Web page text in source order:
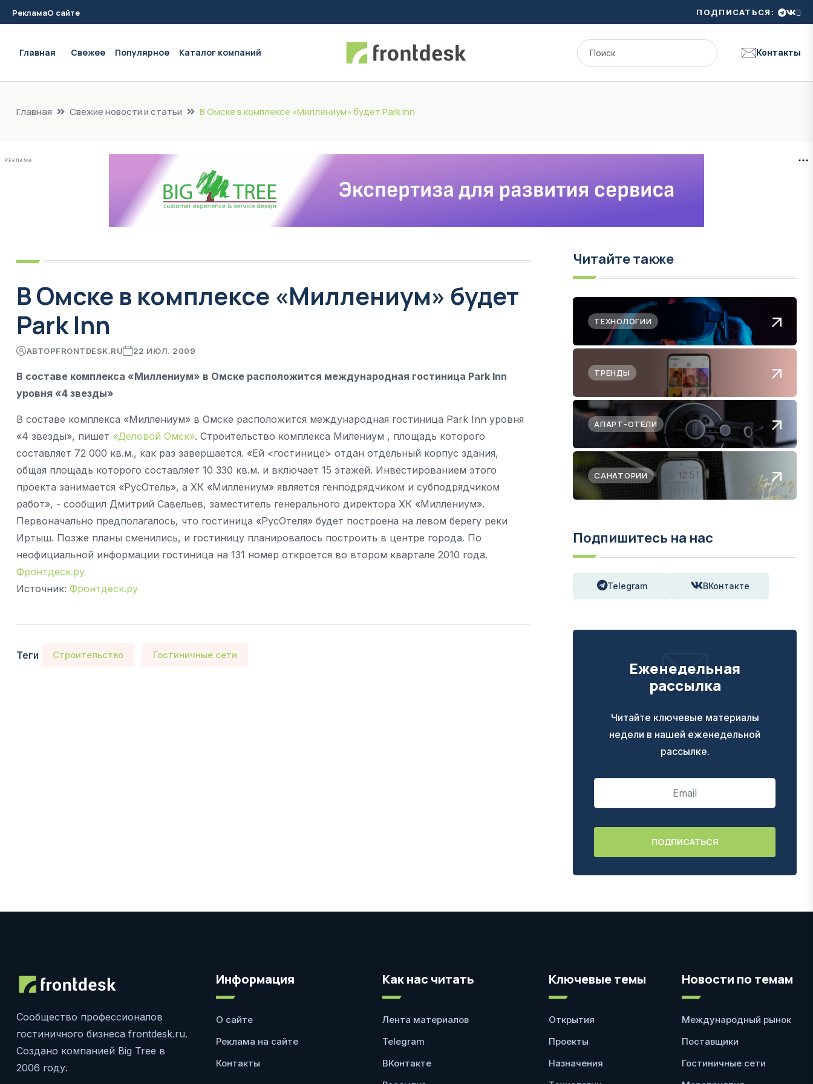
РекламаО сайте ПОДПИСАТЬСЯ:
Главная Свежее Популярное Каталог компаний Контакты
Главная Свежие новости и статьи В Омске в комплексе «Миллениум» будет Park Inn
РЕКЛАМА
В Омске в комплексе «Миллениум» будет
Park Inn
АВТОРFRONTDESK.RU 22 ИЮЛ. 2009
В составе комплекса «Миллениум» в Омске расположится международная гостиница Park Inn
уровня «4 звезды»
В составе комплекса «Миллениум» в Омске расположится международная гостиница Park Inn уровня
«4 звезды», пишет «Деловой Омск». Строительство комплекса Милениум , площадь которого
составляет 72 000 кв.м., как раз завершается. «Ей <гостинице> отдан отдельный корпус здания,
общая площадь которого составляет 10 330 кв.м. и включает 15 этажей. Инвестированием этого
проекта занимается «РусОтель», а ХК «Миллениум» является генподрядчиком и субподрядчиком
работ», - сообщил Дмитрий Савельев, заместитель генерального директора ХК «Миллениум».
Первоначально предполагалось, что гостиница «РусОтеля» будет построена на левом берегу реки
Иртыш. Позже планы сменились, и гостиницу планировалось построить в центре города. По
неофициальной информации гостиница на 131 номер откроется во втором квартале 2010 года.
Фронтдеск.ру
Источник: Фронтдеск.ру
Теги Строительство Гостиничные сети
Читайте также
ТЕХНОЛОГИИ
ТРЕНДЫ
АПАРТ-ОТЕЛИ
САНАТОРИИ
Подпишитесь на нас
Telegram ВКонтакте
Еженедельная
рассылка
Читайте ключевые материалы
недели в нашей еженедельной
рассылке.
Сообщество профессионалов
гостиничного бизнеса frontdesk.ru.
Создано компанией Big Tree в
2006 году.
Информация
О сайте
Реклама на сайте
Контакты
Как нас читать
Лента материалов
Telegram
ВКонтакте
Ключевые темы
Открытия
Проекты
Назначения
Новости по темам
Международный рынок
Поставщики
Гостиничные сети